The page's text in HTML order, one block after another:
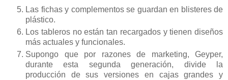
Las fichas y complementos se guardan en blisteres de
plástico.
Los tableros no están tan recargados y tienen diseños
más actuales y funcionales.
Supongo que por razones de marketing, Geyper,
durante esta segunda generación, divide la
producción de sus versiones en cajas grandes y